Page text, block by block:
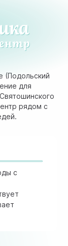
(Подольский
для
рядом с
с